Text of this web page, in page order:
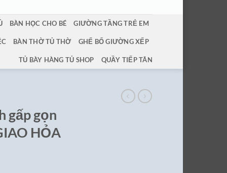
BÀN HỌC CHO BÉ GIƯỜNG TẦNG TRẺ EM
BÀN THỜ TỦ THỜ GHẾ BỐ GIƯỜNG XẾP
TỦ BÀY HÀNG TỦ SHOP QUẦY TIẾP TÂN
gấp gọn
HỎA